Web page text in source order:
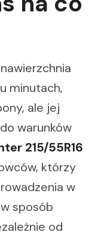
minutach,
ale jej
warunków
215/55R16
którzy
w
sposób
od